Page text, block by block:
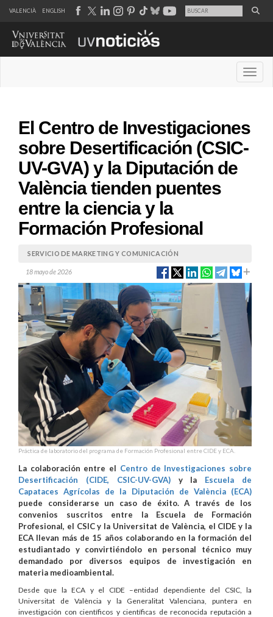
VALENCIÀ ENGLISH
El Centro de Investigaciones
sobre Desertificación (CSIC-
UV-GVA) y la Diputación de
València tienden puentes
entre la ciencia y la
Formación Profesional
SERVICIO DE MARKETING Y COMUNICACIÓN
18 mayo de 2026
Práctica de laboratorio del programa de Formación Profesional entre CIDE y ECA.
La colaboración entre el Centro de Investigaciones sobre
Desertificación (CIDE, CSIC-UV-GVA)y la Escuela de
Capataces Agrícolas de la Diputación de València (ECA)
puede considerarse un caso de éxito. A través de los
convenios suscritos entre la Escuela de Formación
Profesional, el CSIC y la Universitat de València, el CIDE y la
ECA llevan más de 15 años colaborando en la formación del
estudiantado y convirtiéndolo en personal técnico muy
demandado por diversos equipos de investigación en
materia medioambiental.
Desde que la ECA y el CIDE –entidad dependiente del CSIC, la
Universitat de València y la Generalitat Valenciana, puntera en
investigación con científicos y científicas de reconocida reputación a